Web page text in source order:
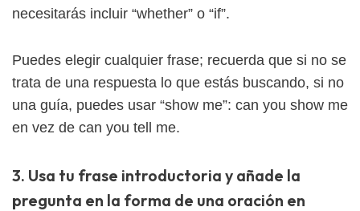
necesitarás incluir “whether” o “if”.
Puedes elegir cualquier frase; recuerda que si no se
trata de una respuesta lo que estás buscando, si no
una guía, puedes usar “show me”: can you show me
en vez de can you tell me.
3. Usa tu frase introductoria y añade la
pregunta en la forma de una oración en